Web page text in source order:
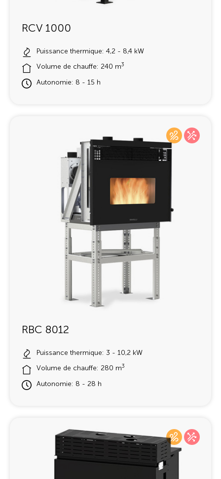
RCV 1000
Puissance thermique: 4,2 - 8,4 kW
Volume de chauffe: 240 m3
Autonomie: 8 - 15 h
RBC 8012
Puissance thermique: 3 - 10,2 kW
Volume de chauffe: 280 m3
Autonomie: 8 - 28 h